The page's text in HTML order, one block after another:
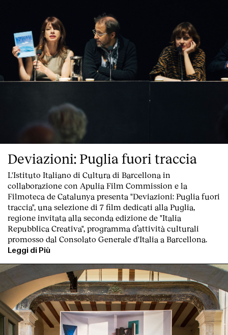
Deviazioni: Puglia fuori traccia
L'Istituto Italiano di Cultura di Barcellona in
collaborazione con Apulia Film Commission e la
Filmoteca de Catalunya presenta "Deviazioni: Puglia fuori
traccia" , una selezione di 7 film dedicati alla Puglia
regione invitata alla seconda edizione de "Italia
Repubblica Creativa", programma d’attività culturali
promosso dal Consolato Generale d'Italia a Barcellona.
Leggi di Più